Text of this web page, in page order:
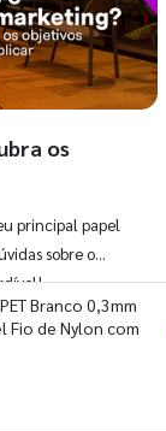
os
principal papel
sobre o
Branco 0,3mm
Fio de Nylon com